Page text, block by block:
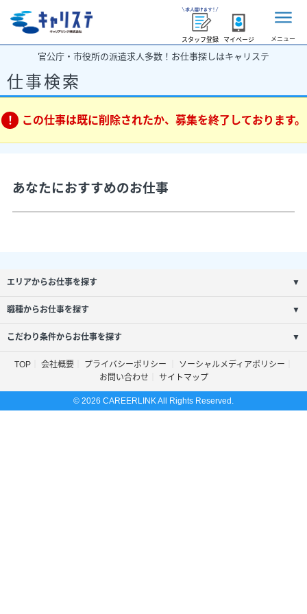
スタッフ登録 マイページ メニュー
官公庁・市役所の派遣求人多数！お仕事探しはキャリステ
仕事検索
この仕事は既に削除されたか、募集を終了しております。
あなたにおすすめのお仕事
エリアからお仕事を探す ▼
職種からお仕事を探す ▼
こだわり条件からお仕事を探す ▼
TOP 会社概要 プライバシーポリシー
ソーシャルメディアポリシー
お問い合わせ
サイトマップ
© 2026 CAREERLINK All Rights Reserved.